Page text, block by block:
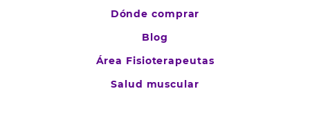
Dónde comprar
Blog
Área Fisioterapeutas
Salud muscular